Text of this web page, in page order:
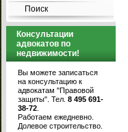
Поиск
Консультации
адвокатов по
недвижимости!
Вы можете записаться
на консультацию к
адвокатам "Правовой
защиты". Тел. 8 495 691-
38-72
Работаем ежедневно.
Долевое строительство.